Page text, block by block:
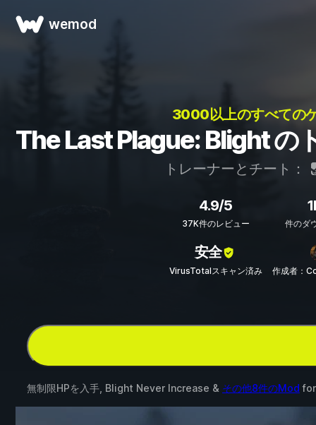
wemod
3000以上のすべての
The Last Plague: Blight の
トレーナーとチート：
4.9/5
37K件のレビュー 件のダ
安全
VirusTotalスキャン済み 作成者：
無制限HPを入手, Blight Never Increase & その他8件のMod